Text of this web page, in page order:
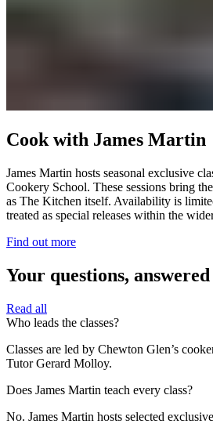
Cook with James Martin​​​​‌ ‍ ​‍​‍‌‍ ‌ ​‍‌‍‍‌‌‍‌ ‌‍‍‌‌‍ ‍​‍​‍​ ‍‍​‍​‍‌ ​ ‌‍​‌‌‍ ‍‌‍‍‌‌ ‌​‌ ‍‌​‍ ‍‌‍‍‌‌‍ ​‍​‍​‍ ​​‍​‍‌‍‍​‌ ​‍‌‍‌‌‌‍‌‍​‍​‍​ ‍‍​‍​‍‌‍‍​‌ ‌​‌ ‌​‌ ​​‌ ​ ​ ‍‍​‍ ​‍ ‌‍ ​​‍ ‌‌‍​‌‌‍ ‍‌‍‌​​‍ ‌‌ ​‍​‍ ‌‌‍‍​‌‍ ‌ ‌​‌‍‌‌‌‍ ​‌ ​ ​‍ ‌‌ ​ ‌ ‌​‌ ‌‌‌‍‌​‌‍‍‌‌‍ ​‍ ‍‌ ‌‍‌‍‌‌‌ ​‍‌‍​ ‌‍‌‌‌‍ ​​‍ ‍‌‍​‌‌ ​​‌ ​​​‍ ‌‍‍‌‌‍ ‍‌ ‌​‌‍‌‌‌‍ ‍‌ ‌​​‍ ‌‍‌‌‌‍‌​‌‍‍‌‌ ‌​​‍ ‌‍ ‌‌‍ ‌‍‌​‌‍‌‌​ ‌‌ ​​‌ ​‍‌‍‌‌‌ ​ ‌‍‌‌‌‍ ‍‌ ‌​‌‍​‌‌ ‌​‌‍‍‌‌‍ ‌‍ ‍​ ‍ ‌‍‍‌‌‍‌​​ ‌‌‍‍​‌‍ ‌ ‌​‌‍‌‌‌‍ ​‌​​ ‌‍ ​‌‍​‌‌ ​ ‌ ​ ‌​‍‌‌‍ ‍‌‍‌​‌‍‌‌‌ ‍​​‍ ‌​ ‍‌​ ​ ​ ‌‌​ ‌‌​ ​‍‌‍​‌​ ‌‍‌‍​ ​‍ ‌​ ​​​ ​‌‌‍‌​​ ‍‌​‍ ‌​ ‌​​ ‌‍​ ‌‌‌‍‌​​‍ ‌‌‍​‍​ ‌ ​ ​ ​ ‌‍​‍ ‌​ ‌‍​ ‍​​ ‌​‌‍​‍‌‍​ ​ ‌‌​ ​‍‌‍​‍​ ‌‍​ ​​​ ‌‌​ ‌‌​ ‍ ‌ ‌​‌ ‍‌‌ ​​‌‍‌‌​ ‌‌‍‍​‌‍ ‌ ‌​‌‍‌‌‌‍ ​‌​​ ‌‍ ​‌‍​‌‌ ​ ‌ ​ ‌​‍‌‌‍ ‍‌‍‌​‌‍‌‌‌ ‍​​ ‍ ‌ ​​‌‍​‌‌ ‌​‌‍‍​​ ‌‌ ​​‌‍​‌‌‍‌ ‌‍‌‌‌​​‍‌ ‌‌‌‍‍‌‌‍ ​‌‍‌​‌‍‌‌‌ ​‍​‍‌‌​ ‌‌‌​​‍‌‌ ‌‍‍ ‌‍‌‌‌ ‍‌​‍‌‌​ ​ ‌​‌​​‍‌‌​ ​ ‌​‌​​‍‌‌​ ​‍​ ​‍​ ​​​ ​‌‌‍​‍​ ‍‌​ ‌‍‌‍​‌‌‍‌‍‌‍​‌​ ‌​‌‍‌‍‌‍​ ​ ‌​​‍‌‌​ ​‍​ ​‍​‍‌‌​ ‌‌‌​‌​​‍ ‍‌‍‍​‌‍‌‌‌‍​‌‌‍‌​‌‍‍‌‌‍ ‍‌‍‌ ​ ‌‍​‍‌‍​‌‌ ​ ‌‍‌‌‌‌‌‌‌ ​‍‌‍ ​​ ‌‌‍‍​‌ ‌​‌ ‌​‌ ​​‌ ​ ​‍‌‌​ ​ ‌​​‌​‍‌‌​ ​‍‌​‌‍​‍‌‌​ ​‍‌​‌‍‌‍ ​​‍ ‌‌‍​‌‌‍ ‍‌‍‌​​‍ ‌‌ ​‍​‍ ‌‌‍‍​‌‍ ‌ ‌​‌‍‌‌‌‍ ​‌ ​ ​‍ ‌‌ ​ ‌ ‌​‌ ‌‌‌‍‌​‌‍‍‌‌‍ ​‍ ‍‌ ‌‍‌‍‌‌‌ ​‍‌‍​ ‌‍‌‌‌‍ ​​‍ ‍‌‍​‌‌ ​​‌ ​​​‍‌‍‌‍‍‌‌‍‌​​ ‌‌‍‍​‌‍ ‌ ‌​‌‍‌‌‌‍ ​‌​​ ‌‍ ​‌‍​‌‌ ​ ‌ ​ ‌​‍‌‌‍ ‍‌‍‌​‌‍‌‌‌ ‍​​‍ ‌​ ‍‌​ ​ ​ ‌‌​ ‌‌​ ​‍‌‍​‌​ ‌‍‌‍​ ​‍ ‌​ ​​​ ​‌‌‍‌​​ ‍‌​‍ ‌​ ‌​​ ‌‍​ ‌‌‌‍‌​​‍ ‌‌‍​‍​ ‌ ​ ​ ​ ‌‍​‍ ‌​ ‌‍​ ‍​​ ‌​‌‍​‍‌‍​ ​ ‌‌​ ​‍‌‍​‍​ ‌‍​ ​​​ ‌‌​ ‌‌​‍‌‍‌ ‌​‌ ‍‌‌ ​​‌‍‌‌​ ‌‌‍‍​‌‍ ‌ ‌​‌‍‌‌‌‍ ​‌​​ ‌‍ ​‌‍​‌‌ ​ ‌ ​ ‌​‍‌‌‍ ‍‌‍‌​‌‍‌‌‌ ‍​​‍‌‍‌ ​​‌‍​‌‌ ‌​‌‍‍​​ ‌‌ ​​‌‍​‌‌‍‌ ‌‍‌‌‌​​‍‌ ‌‌‌‍‍‌‌‍ ​‌‍‌​‌‍‌‌‌ ​‍​‍‌‌​ ‌‌‌​​‍‌‌ ‌‍‍ ‌‍‌‌‌ ‍‌​‍‌‌​ ​ ‌​‌​​‍‌‌​ ​ ‌​‌​​‍‌‌​ ​‍​ ​‍​ ​​​ ​‌‌‍​‍​ ‍‌​ ‌‍‌‍​‌‌‍‌‍‌‍​‌​ ‌​‌‍‌‍‌‍​ ​ ‌​​‍‌‌​ ​‍​ ​‍​‍‌‌​ ‌‌‌​‌​​‍ ‍‌‍‍​‌‍‌‌‌‍​‌‌‍‌​‌‍‍‌‌‍ ‍‌‍‌ ​‍‌‍‌ ​​‌‍‌‌‌ ​‍‌ ​ ‌ ​​‌‍‌‌‌‍​ ‌ ‌​‌‍‍‌‌ ‌‍‌‍‌‌​ ‌‌ ​​‌ ‌‌‌‍​‍‌‍ ​‌‍‍‌‌ ​ ‌‍‍​‌‍‌‌‌‍‌​​‍​‍‌ ‌
James Martin hosts seasonal exclusive
Cookery School. These sessions bring
as The Kitchen itself. Availability is
treated as special releases within the wider cookery calendar.​​​​‌
Find out more​​​​‌ ‍ ​‍​‍‌‍ ‌ ​‍‌‍‍‌‌‍‌ ‌‍‍‌‌‍ ‍​‍​‍​ ‍‍​‍​‍‌ ​ ‌‍​‌‌‍ ‍‌‍‍‌‌ ‌​‌ ‍‌​‍ ‍‌‍‍‌‌‍ ​‍​‍​‍ ​​‍​‍‌‍‍​‌ ​‍‌‍‌‌‌‍‌‍​‍​‍​ ‍‍​‍​‍‌‍‍​‌ ‌​‌ ‌​‌ ​​‌ ​ ​ ‍‍​‍ ​‍ ‌‍ ​​‍ ‌‌‍​‌‌‍ ‍‌‍‌​​‍ ‌‌ ​‍​‍ ‌‌‍‍​‌‍ ‌ ‌​‌‍‌‌‌‍ ​‌ ​ ​‍ ‌‌ ​ ‌ ‌​‌ ‌‌‌‍‌​‌‍‍‌‌‍ ​‍ ‍‌ ‌‍‌‍‌‌‌ ​‍‌‍​ ‌‍‌‌‌‍ ​​‍ ‍‌‍​‌‌ ​​‌ ​​​‍ ‌‍‍‌‌‍ ‍‌ ‌​‌‍‌‌‌‍ ‍‌ ‌​​‍ ‌‍‌‌‌‍‌​‌‍‍‌‌ ‌​​‍ ‌‍ ‌‌‍ ‌‍‌​‌‍‌‌​ ‌‌ ​​‌ ​‍‌‍‌‌‌ ​ ‌‍‌‌‌‍ ‍‌ ‌​‌‍​‌‌ ‌​‌‍‍‌‌‍ ‌‍ ‍​ ‍ ‌‍‍‌‌‍‌​​ ‌‌‍‍​‌‍ ‌ ‌​‌‍‌‌‌‍ ​‌​​ ‌‍ ​‌‍​‌‌ ​ ‌ ​ ‌​‍‌‌‍ ‍‌‍‌​‌‍‌‌‌ ‍​​‍ ‌​ ‍‌​ ​ ​ ‌‌​ ‌‌​ ​‍‌‍​‌​ ‌‍‌‍​ ​‍ ‌​ ​​​ ​‌‌‍‌​​ ‍‌​‍ ‌​ ‌​​ ‌‍​ ‌‌‌‍‌​​‍ ‌‌‍​‍​ ‌ ​ ​ ​ ‌‍​‍ ‌​ ‌‍​ ‍​​ ‌​‌‍​‍‌‍​ ​ ‌‌​ ​‍‌‍​‍​ ‌‍​ ​​​ ‌‌​ ‌‌​ ‍ ‌ ‌​‌ ‍‌‌ ​​‌‍‌‌​ ‌‌‍‍​‌‍ ‌ ‌​‌‍‌‌‌‍ ​‌​​ ‌‍ ​‌‍​‌‌ ​ ‌ ​ ‌​‍‌‌‍ ‍‌‍‌​‌‍‌‌‌ ‍​​ ‍ ‌ ​​‌‍​‌‌ ‌​‌‍‍​​ ‌‌ ​​‌‍​‌‌‍‌ ‌‍‌‌‌​​‍‌ ‌‌‌‍‍‌‌‍ ​‌‍‌​‌‍‌‌‌ ​‍​‍‌‌​ ‌‌‌​​‍‌‌ ‌‍‍ ‌‍‌‌‌ ‍‌​‍‌‌​ ​ ‌​‌​​‍‌‌​ ​ ‌​‌​​‍‌‌​ ​‍​ ​‍​ ​​​ ​‌‌‍​‍​ ‍‌​ ‌‍‌‍​‌‌‍‌‍‌‍​‌​ ‌​‌‍‌‍‌‍​ ​ ‌​​‍‌‌​ ​‍​ ​‍​‍‌‌​ ‌‌‌​‌​​‍ ‍‌ ​ ‌‍‌‌‌‍​ ‌‍ ‌‍ ‍‌‍‌​‌‍​‌‌ ​‍‌ ‍‌‌​​ ‌ ‌​‌‍​‌​‍ ‍‌‍ ​‌‍​‌‌‍​‍‌‍‌‌‌‍ ​​ ‌‍​‍‌‍​‌‌ ​ ‌‍‌‌‌‌‌‌‌ ​‍‌‍ ​​ ‌‌‍‍​‌ ‌​‌ ‌​‌ ​​‌ ​ ​‍‌‌​ ​ ‌​​‌​‍‌‌​ ​‍‌​‌‍​‍‌‌​ ​‍‌​‌‍‌‍ ​​‍ ‌‌‍​‌‌‍ ‍‌‍‌​​‍ ‌‌ ​‍​‍ ‌‌‍‍​‌‍ ‌ ‌​‌‍‌‌‌‍ ​‌ ​ ​‍ ‌‌ ​ ‌ ‌​‌ ‌‌‌‍‌​‌‍‍‌‌‍ ​‍ ‍‌ ‌‍‌‍‌‌‌ ​‍‌‍​ ‌‍‌‌‌‍ ​​‍ ‍‌‍​‌‌ ​​‌ ​​​‍‌‍‌‍‍‌‌‍‌​​ ‌‌‍‍​‌‍ ‌ ‌​‌‍‌‌‌‍ ​‌​​ ‌‍ ​‌‍​‌‌ ​ ‌ ​ ‌​‍‌‌‍ ‍‌‍‌​‌‍‌‌‌ ‍​​‍ ‌​ ‍‌​ ​ ​ ‌‌​ ‌‌​ ​‍‌‍​‌​ ‌‍‌‍​ ​‍ ‌​ ​​​ ​‌‌‍‌​​ ‍‌​‍ ‌​ ‌​​ ‌‍​ ‌‌‌‍‌​​‍ ‌‌‍​‍​ ‌ ​ ​ ​ ‌‍​‍ ‌​ ‌‍​ ‍​​ ‌​‌‍​‍‌‍​ ​ ‌‌​ ​‍‌‍​‍​ ‌‍​ ​​​ ‌‌​ ‌‌​‍‌‍‌ ‌​‌ ‍‌‌ ​​‌‍‌‌​ ‌‌‍‍​‌‍ ‌ ‌​‌‍‌‌‌‍ ​‌​​ ‌‍ ​‌‍​‌‌ ​ ‌ ​ ‌​‍‌‌‍ ‍‌‍‌​‌‍‌‌‌ ‍​​‍‌‍‌ ​​‌‍​‌‌ ‌​‌‍‍​​ ‌‌ ​​‌‍​‌‌‍‌ ‌‍‌‌‌​​‍‌ ‌‌‌‍‍‌‌‍ ​‌‍‌​‌‍‌‌‌ ​‍​‍‌‌​ ‌‌‌​​‍‌‌ ‌‍‍ ‌‍‌‌‌ ‍‌​‍‌‌​ ​ ‌​‌​​‍‌‌​ ​ ‌​‌​​‍‌‌​ ​‍​ ​‍​ ​​​ ​‌‌‍​‍​ ‍‌​ ‌‍‌‍​‌‌‍‌‍‌‍​‌​ ‌​‌‍‌‍‌‍​ ​ ‌​​‍‌‌​ ​‍​ ​‍​‍‌‌​ ‌‌‌​‌​​‍ ‍‌ ​ ‌‍‌‌‌‍​ ‌‍ ‌‍ ‍‌‍‌​‌‍​‌‌ ​‍‌ ‍‌‌​​ ‌ ‌​‌‍​‌​‍ ‍‌‍ ​‌‍​‌‌‍​‍‌‍‌‌‌‍ ​​‍‌‍‌ ​​‌‍‌‌‌ ​‍‌ ​ ‌ ​​‌‍‌‌‌‍​ ‌ ‌​‌‍‍‌‌ ‌‍‌‍‌‌​ ‌‌ ​​‌ ‌‌‌‍​‍‌‍ ​‌‍‍‌‌ ​ ‌‍‍​‌‍‌‌‌‍‌​​‍​‍‌ ‌
Your questions, answered​​​​‌ ‍ ​‍​‍‌‍ ‌ ​‍‌‍‍‌‌‍‌ ‌‍‍‌‌‍ ‍​‍​‍​ ‍‍​‍​‍‌ ​ ‌‍​‌‌‍ ‍‌‍‍‌‌ ‌​‌ ‍‌​‍ ‍‌‍‍‌‌‍ ​‍​‍​‍ ​​‍​‍‌‍‍​‌ ​‍‌‍‌‌‌‍‌‍​‍​‍​ ‍‍​‍​‍‌‍‍​‌ ‌​‌ ‌​‌ ​​‌ ​ ​ ‍‍​‍ ​‍ ‌‍ ​​‍ ‌‌‍​‌‌‍ ‍‌‍‌​​‍ ‌‌ ​‍​‍ ‌‌‍‍​‌‍ ‌ ‌​‌‍‌‌‌‍ ​‌ ​ ​‍ ‌‌ ​ ‌ ‌​‌ ‌‌‌‍‌​‌‍‍‌‌‍ ​‍ ‍‌ ‌‍‌‍‌‌‌ ​‍‌‍​ ‌‍‌‌‌‍ ​​‍ ‍‌‍​‌‌ ​​‌ ​​​‍ ‌‍‍‌‌‍ ‍‌ ‌​‌‍‌‌‌‍ ‍‌ ‌​​‍ ‌‍‌‌‌‍‌​‌‍‍‌‌ ‌​​‍ ‌‍ ‌‌‍ ‌‍‌​‌‍‌‌​ ‌‌ ​​‌ ​‍‌‍‌‌‌ ​ ‌‍‌‌‌‍ ‍‌ ‌​‌‍​‌‌ ‌​‌‍‍‌‌‍ ‌‍ ‍​ ‍ ‌‍‍‌‌‍‌​​ ‌‌‍‍​‌‍ ‌ ‌​‌‍‌‌‌‍ ​‌​​ ‌‍ ​‌‍​‌‌ ​ ‌ ​ ‌​‍‌‌‍ ‍‌‍‌​‌‍‌‌‌ ‍​​‍ ‌​ ‍‌​ ​ ​ ‌‌​ ‌‌​ ​‍‌‍​‌​ ‌‍‌‍​ ​‍ ‌​ ​​​ ​‌‌‍‌​​ ‍‌​‍ ‌​ ‌​​ ‌‍​ ‌‌‌‍‌​​‍ ‌‌‍​‍​ ‌ ​ ​ ​ ‌‍​‍ ‌​ ‌‍​ ‍​​ ‌​‌‍​‍‌‍​ ​ ‌‌​ ​‍‌‍​‍​ ‌‍​ ​​​ ‌‌​ ‌‌​ ‍ ‌ ‌​‌ ‍‌‌ ​​‌‍‌‌​ ‌‌‍‍​‌‍ ‌ ‌​‌‍‌‌‌‍ ​‌​​ ‌‍ ​‌‍​‌‌ ​ ‌ ​ ‌​‍‌‌‍ ‍‌‍‌​‌‍‌‌‌ ‍​​ ‍ ‌ ​​‌‍​‌‌ ‌​‌‍‍​​ ‌‌ ​​‌‍​‌‌‍‌ ‌‍‌‌‌​​‍‌ ‌‌‌‍‍‌‌‍ ​‌‍‌​‌‍‌‌‌ ​‍​‍‌‌​ ‌‌‌​​‍‌‌ ‌‍‍ ‌‍‌‌‌ ‍‌​‍‌‌​ ​ ‌​‌​​‍‌‌​ ​ ‌​‌​​‍‌‌​ ​‍​ ​‍‌‍‌​​ ‍​​ ​‌​ ​​​ ‌ ‌‍‌‍​ ​ ‌‍​‍‌‍‌‍‌‍​ ​ ​​​ ‍‌​‍‌‌​ ​‍​ ​‍​‍‌‌​ ‌‌‌​‌​​‍ ‍‌‍‍​‌‍‌‌‌‍​‌‌‍‌​‌‍‍‌‌‍ ‍‌‍‌ ​ ‌‍​‍‌‍​‌‌ ​ ‌‍‌‌‌‌‌‌‌ ​‍‌‍ ​​ ‌‌‍‍​‌ ‌​‌ ‌​‌ ​​‌ ​ ​‍‌‌​ ​ ‌​​‌​‍‌‌​ ​‍‌​‌‍​‍‌‌​ ​‍‌​‌‍‌‍ ​​‍ ‌‌‍​‌‌‍ ‍‌‍‌​​‍ ‌‌ ​‍​‍ ‌‌‍‍​‌‍ ‌ ‌​‌‍‌‌‌‍ ​‌ ​ ​‍ ‌‌ ​ ‌ ‌​‌ ‌‌‌‍‌​‌‍‍‌‌‍ ​‍ ‍‌ ‌‍‌‍‌‌‌ ​‍‌‍​ ‌‍‌‌‌‍ ​​‍ ‍‌‍​‌‌ ​​‌ ​​​‍‌‍‌‍‍‌‌‍‌​​ ‌‌‍‍​‌‍ ‌ ‌​‌‍‌‌‌‍ ​‌​​ ‌‍ ​‌‍​‌‌ ​ ‌ ​ ‌​‍‌‌‍ ‍‌‍‌​‌‍‌‌‌ ‍​​‍ ‌​ ‍‌​ ​ ​ ‌‌​ ‌‌​ ​‍‌‍​‌​ ‌‍‌‍​ ​‍ ‌​ ​​​ ​‌‌‍‌​​ ‍‌​‍ ‌​ ‌​​ ‌‍​ ‌‌‌‍‌​​‍ ‌‌‍​‍​ ‌ ​ ​ ​ ‌‍​‍ ‌​ ‌‍​ ‍​​ ‌​‌‍​‍‌‍​ ​ ‌‌​ ​‍‌‍​‍​ ‌‍​ ​​​ ‌‌​ ‌‌​‍‌‍‌ ‌​‌ ‍‌‌ ​​‌‍‌‌​ ‌‌‍‍​‌‍ ‌ ‌​‌‍‌‌‌‍ ​‌​​ ‌‍ ​‌‍​‌‌ ​ ‌ ​ ‌​‍‌‌‍ ‍‌‍‌​‌‍‌‌‌ ‍​​‍‌‍‌ ​​‌‍​‌‌ ‌​‌‍‍​​ ‌‌ ​​‌‍​‌‌‍‌ ‌‍‌‌‌​​‍‌ ‌‌‌‍‍‌‌‍ ​‌‍‌​‌‍‌‌‌ ​‍​‍‌‌​ ‌‌‌​​‍‌‌ ‌‍‍ ‌‍‌‌‌ ‍‌​‍‌‌​ ​ ‌​‌​​‍‌‌​ ​ ‌​‌​​‍‌‌​ ​‍​ ​‍‌‍‌​​ ‍​​ ​‌​ ​​​ ‌ ‌‍‌‍​ ​ ‌‍​‍‌‍‌‍‌‍​ ​ ​​​ ‍‌​‍‌‌​ ​‍​ ​‍​‍‌‌​ ‌‌‌​‌​​‍ ‍‌‍‍​‌‍‌‌‌‍​‌‌‍‌​‌‍‍‌‌‍ ‍‌‍‌ ​‍‌‍‌ ​​‌‍‌‌‌ ​‍‌ ​ ‌ ​​‌‍‌‌‌‍​ ‌ ‌​‌‍‍‌‌ ‌‍‌‍‌‌​ ‌‌ ​​‌ ‌‌‌‍​‍‌‍ ​‌‍‍‌‌ ​ ‌‍‍​‌‍‌‌‌‍‌​​‍​‍‌ ‌
Read all​​​​‌ ‍ ​‍​‍‌‍ ‌ ​‍‌‍‍‌‌‍‌ ‌‍‍‌‌‍ ‍​‍​‍​ ‍‍​‍​‍‌ ​ ‌‍​‌‌‍ ‍‌‍‍‌‌ ‌​‌ ‍‌​‍ ‍‌‍‍‌‌‍ ​‍​‍​‍ ​​‍​‍‌‍‍​‌ ​‍‌‍‌‌‌‍‌‍​‍​‍​ ‍‍​‍​‍‌‍‍​‌ ‌​‌ ‌​‌ ​​‌ ​ ​ ‍‍​‍ ​‍ ‌‍ ​​‍ ‌‌‍​‌‌‍ ‍‌‍‌​​‍ ‌‌ ​‍​‍ ‌‌‍‍​‌‍ ‌ ‌​‌‍‌‌‌‍ ​‌ ​ ​‍ ‌‌ ​ ‌ ‌​‌ ‌‌‌‍‌​‌‍‍‌‌‍ ​‍ ‍‌ ‌‍‌‍‌‌‌ ​‍‌‍​ ‌‍‌‌‌‍ ​​‍ ‍‌‍​‌‌ ​​‌ ​​​‍ ‌‍‍‌‌‍ ‍‌ ‌​‌‍‌‌‌‍ ‍‌ ‌​​‍ ‌‍‌‌‌‍‌​‌‍‍‌‌ ‌​​‍ ‌‍ ‌‌‍ ‌‍‌​‌‍‌‌​ ‌‌ ​​‌ ​‍‌‍‌‌‌ ​ ‌‍‌‌‌‍ ‍‌ ‌​‌‍​‌‌ ‌​‌‍‍‌‌‍ ‌‍ ‍​ ‍ ‌‍‍‌‌‍‌​​ ‌‌‍‍​‌‍ ‌ ‌​‌‍‌‌‌‍ ​‌​​ ‌‍ ​‌‍​‌‌ ​ ‌ ​ ‌​‍‌‌‍ ‍‌‍‌​‌‍‌‌‌ ‍​​‍ ‌​ ‍‌​ ​ ​ ‌‌​ ‌‌​ ​‍‌‍​‌​ ‌‍‌‍​ ​‍ ‌​ ​​​ ​‌‌‍‌​​ ‍‌​‍ ‌​ ‌​​ ‌‍​ ‌‌‌‍‌​​‍ ‌‌‍​‍​ ‌ ​ ​ ​ ‌‍​‍ ‌​ ‌‍​ ‍​​ ‌​‌‍​‍‌‍​ ​ ‌‌​ ​‍‌‍​‍​ ‌‍​ ​​​ ‌‌​ ‌‌​ ‍ ‌ ‌​‌ ‍‌‌ ​​‌‍‌‌​ ‌‌‍‍​‌‍ ‌ ‌​‌‍‌‌‌‍ ​‌​​ ‌‍ ​‌‍​‌‌ ​ ‌ ​ ‌​‍‌‌‍ ‍‌‍‌​‌‍‌‌‌ ‍​​ ‍ ‌ ​​‌‍​‌‌ ‌​‌‍‍​​ ‌‌ ​​‌‍​‌‌‍‌ ‌‍‌‌‌​​‍‌ ‌‌‌‍‍‌‌‍ ​‌‍‌​‌‍‌‌‌ ​‍​‍‌‌​ ‌‌‌​​‍‌‌ ‌‍‍ ‌‍‌‌‌ ‍‌​‍‌‌​ ​ ‌​‌​​‍‌‌​ ​ ‌​‌​​‍‌‌​ ​‍​ ​‍‌‍‌​​ ‍​​ ​‌​ ​​​ ‌ ‌‍‌‍​ ​ ‌‍​‍‌‍‌‍‌‍​ ​ ​​​ ‍‌​‍‌‌​ ​‍​ ​‍​‍‌‌​ ‌‌‌​‌​​‍ ‍‌ ​ ‌‍‌‌‌‍​ ‌‍ ‌‍ ‍‌‍‌​‌‍​‌‌ ​‍‌ ‍‌‌​​ ‌ ‌​‌‍​‌​‍ ‍‌‍ ​‌‍​‌‌‍​‍‌‍‌‌‌‍ ​​ ‌‍​‍‌‍​‌‌ ​ ‌‍‌‌‌‌‌‌‌ ​‍‌‍ ​​ ‌‌‍‍​‌ ‌​‌ ‌​‌ ​​‌ ​ ​‍‌‌​ ​ ‌​​‌​‍‌‌​ ​‍‌​‌‍​‍‌‌​ ​‍‌​‌‍‌‍ ​​‍ ‌‌‍​‌‌‍ ‍‌‍‌​​‍ ‌‌ ​‍​‍ ‌‌‍‍​‌‍ ‌ ‌​‌‍‌‌‌‍ ​‌ ​ ​‍ ‌‌ ​ ‌ ‌​‌ ‌‌‌‍‌​‌‍‍‌‌‍ ​‍ ‍‌ ‌‍‌‍‌‌‌ ​‍‌‍​ ‌‍‌‌‌‍ ​​‍ ‍‌‍​‌‌ ​​‌ ​​​‍‌‍‌‍‍‌‌‍‌​​ ‌‌‍‍​‌‍ ‌ ‌​‌‍‌‌‌‍ ​‌​​ ‌‍ ​‌‍​‌‌ ​ ‌ ​ ‌​‍‌‌‍ ‍‌‍‌​‌‍‌‌‌ ‍​​‍ ‌​ ‍‌​ ​ ​ ‌‌​ ‌‌​ ​‍‌‍​‌​ ‌‍‌‍​ ​‍ ‌​ ​​​ ​‌‌‍‌​​ ‍‌​‍ ‌​ ‌​​ ‌‍​ ‌‌‌‍‌​​‍ ‌‌‍​‍​ ‌ ​ ​ ​ ‌‍​‍ ‌​ ‌‍​ ‍​​ ‌​‌‍​‍‌‍​ ​ ‌‌​ ​‍‌‍​‍​ ‌‍​ ​​​ ‌‌​ ‌‌​‍‌‍‌ ‌​‌ ‍‌‌ ​​‌‍‌‌​ ‌‌‍‍​‌‍ ‌ ‌​‌‍‌‌‌‍ ​‌​​ ‌‍ ​‌‍​‌‌ ​ ‌ ​ ‌​‍‌‌‍ ‍‌‍‌​‌‍‌‌‌ ‍​​‍‌‍‌ ​​‌‍​‌‌ ‌​‌‍‍​​ ‌‌ ​​‌‍​‌‌‍‌ ‌‍‌‌‌​​‍‌ ‌‌‌‍‍‌‌‍ ​‌‍‌​‌‍‌‌‌ ​‍​‍‌‌​ ‌‌‌​​‍‌‌ ‌‍‍ ‌‍‌‌‌ ‍‌​‍‌‌​ ​ ‌​‌​​‍‌‌​ ​ ‌​‌​​‍‌‌​ ​‍​ ​‍‌‍‌​​ ‍​​ ​‌​ ​​​ ‌ ‌‍‌‍​ ​ ‌‍​‍‌‍‌‍‌‍​ ​ ​​​ ‍‌​‍‌‌​ ​‍​ ​‍​‍‌‌​ ‌‌‌​‌​​‍ ‍‌ ​ ‌‍‌‌‌‍​ ‌‍ ‌‍ ‍‌‍‌​‌‍​‌‌ ​‍‌ ‍‌‌​​ ‌ ‌​‌‍​‌​‍ ‍‌‍ ​‌‍​‌‌‍​‍‌‍‌‌‌‍ ​​‍‌‍‌ ​​‌‍‌‌‌ ​‍‌ ​ ‌ ​​‌‍‌‌‌‍​ ‌ ‌​‌‍‍‌‌ ‌‍‌‍‌‌​ ‌‌ ​​‌ ‌‌‌‍​‍‌‍ ​‌‍‍‌‌ ​ ‌‍‍​‌‍‌‌‌‍‌​​‍​‍‌ ‌
Who leads the classes?​​​​‌ ‍ ​‍​‍‌‍ ‌ ​‍‌‍‍‌‌‍‌ ‌‍‍‌‌‍ ‍​‍​‍​ ‍‍​‍​‍‌ ​ ‌‍​‌‌‍ ‍‌‍‍‌‌ ‌​‌ ‍‌​‍ ‍‌‍‍‌‌‍ ​‍​‍​‍ ​​‍​‍‌‍‍​‌ ​‍‌‍‌‌‌‍‌‍​‍​‍​ ‍‍​‍​‍‌‍‍​‌ ‌​‌ ‌​‌ ​​‌ ​ ​ ‍‍​‍ ​‍ ‌‍ ​​‍ ‌‌‍​‌‌‍ ‍‌‍‌​​‍ ‌‌ ​‍​‍ ‌‌‍‍​‌‍ ‌ ‌​‌‍‌‌‌‍ ​‌ ​ ​‍ ‌‌ ​ ‌ ‌​‌ ‌‌‌‍‌​‌‍‍‌‌‍ ​‍ ‍‌ ‌‍‌‍‌‌‌ ​‍‌‍​ ‌‍‌‌‌‍ ​​‍ ‍‌‍​‌‌ ​​‌ ​​​‍ ‌‍‍‌‌‍ ‍‌ ‌​‌‍‌‌‌‍ ‍‌ ‌​​‍ ‌‍‌‌‌‍‌​‌‍‍‌‌ ‌​​‍ ‌‍ ‌‌‍ ‌‍‌​‌‍‌‌​ ‌‌ ​​‌ ​‍‌‍‌‌‌ ​ ‌‍‌‌‌‍ ‍‌ ‌​‌‍​‌‌ ‌​‌‍‍‌‌‍ ‌‍ ‍​ ‍ ‌‍‍‌‌‍‌​​ ‌‌‍‌‍​ ‌‌​ ‍​​ ‌ ​ ​‍​ ​‍​ ‌‌​ ​‌​‍ ‌​ ‍‌‌‍‌‍​ ​‍​ ​ ​‍ ‌​ ‌​‌‍‌‌​ ‌‌‌‍​‍​‍ ‌‌‍​‍‌‍​‍​ ‌ ‌‍‌​​‍ ‌​ ‌‌‌‍‌‍​ ‌ ​ ‌‌​ ‌ ​ ​ ​ ‍​‌‍‌‌‌‍​ ​ ​ ​ ‌‌​ ​‍​ ‍ ‌ ‌​‌ ‍‌‌ ​​‌‍‌‌​ ‌‌‍‍​‌‍ ‌ ‌​‌‍‌‌‌‍ ​‌​‌‍‌‍​‌‌ ​‌​ ‍ ‌ ​​‌‍​‌‌ ‌​‌‍‍​​ ‌‌ ​‌‌ ‌‌‌‍‌‌‌ ​ ‌ ‌​‌‍‍‌‌‍ ‌‍ ‍​ ‌‍​‍‌‍​‌‌ ​ ‌‍‌‌‌‌‌‌‌ ​‍‌‍ ​​ ‌‌‍‍​‌ ‌​‌ ‌​‌ ​​‌ ​ ​‍‌‌​ ​ ‌​​‌​‍‌‌​ ​‍‌​‌‍​‍‌‌​ ​‍‌​‌‍‌‍ ​​‍ ‌‌‍​‌‌‍ ‍‌‍‌​​‍ ‌‌ ​‍​‍ ‌‌‍‍​‌‍ ‌ ‌​‌‍‌‌‌‍ ​‌ ​ ​‍ ‌‌ ​ ‌ ‌​‌ ‌‌‌‍‌​‌‍‍‌‌‍ ​‍ ‍‌ ‌‍‌‍‌‌‌ ​‍‌‍​ ‌‍‌‌‌‍ ​​‍ ‍‌‍​‌‌ ​​‌ ​​​‍‌‍‌‍‍‌‌‍‌​​ ‌‌‍‌‍​ ‌‌​ ‍​​ ‌ ​ ​‍​ ​‍​ ‌‌​ ​‌​‍ ‌​ ‍‌‌‍‌‍​ ​‍​ ​ ​‍ ‌​ ‌​‌‍‌‌​ ‌‌‌‍​‍​‍ ‌‌‍​‍‌‍​‍​ ‌ ‌‍‌​​‍ ‌​ ‌‌‌‍‌‍​ ‌ ​ ‌‌​ ‌ ​ ​ ​ ‍​‌‍‌‌‌‍​ ​ ​ ​ ‌‌​ ​‍​‍‌‍‌ ‌​‌ ‍‌‌ ​​‌‍‌‌​ ‌‌‍‍​‌‍ ‌ ‌​‌‍‌‌‌‍ ​‌​‌‍‌‍​‌‌ ​‌​‍‌‍‌ ​​‌‍​‌‌ ‌​‌‍‍​​ ‌‌ ​‌‌ ‌‌‌‍‌‌‌ ​ ‌ ‌​‌‍‍‌‌‍ ‌‍ ‍​‍‌‍‌ ​​‌‍‌‌‌ ​‍‌ ​ ‌ ​​‌‍‌‌‌‍​ ‌ ‌​‌‍‍‌‌ ‌‍‌‍‌‌​ ‌‌ ​​‌ ‌‌‌‍​‍‌‍ ​‌‍‍‌‌ ​ ‌‍‍​‌‍‌‌‌‍‌​​‍​‍‌ ‌
Classes are led by Chewton Glen’s
Tutor Gerard Molloy.​​​​‌ ‍ ​‍​‍‌‍ ‌ ​‍‌‍‍‌‌‍‌ ‌‍‍‌‌‍ ‍​‍​‍​ ‍‍​‍​‍‌ ​ ‌‍​‌‌‍ ‍‌‍‍‌‌ ‌​‌ ‍‌​‍ ‍‌‍‍‌‌‍ ​‍​‍​‍ ​​‍​‍‌‍‍​‌ ​‍‌‍‌‌‌‍‌‍​‍​‍​ ‍‍​‍​‍‌‍‍​‌ ‌​‌ ‌​‌ ​​‌ ​ ​ ‍‍​‍ ​‍ ‌‍ ​​‍ ‌‌‍​‌‌‍ ‍‌‍‌​​‍ ‌‌ ​‍​‍ ‌‌‍‍​‌‍ ‌ ‌​‌‍‌‌‌‍ ​‌ ​ ​‍ ‌‌ ​ ‌ ‌​‌ ‌‌‌‍‌​‌‍‍‌‌‍ ​‍ ‍‌ ‌‍‌‍‌‌‌ ​‍‌‍​ ‌‍‌‌‌‍ ​​‍ ‍‌‍​‌‌ ​​‌ ​​​‍ ‌‍‍‌‌‍ ‍‌ ‌​‌‍‌‌‌‍ ‍‌ ‌​​‍ ‌‍‌‌‌‍‌​‌‍‍‌‌ ‌​​‍ ‌‍ ‌‌‍ ‌‍‌​‌‍‌‌​ ‌‌ ​​‌ ​‍‌‍‌‌‌ ​ ‌‍‌‌‌‍ ‍‌ ‌​‌‍​‌‌ ‌​‌‍‍‌‌‍ ‌‍ ‍​ ‍ ‌‍‍‌‌‍‌​​ ‌‌‍‌‍​ ‌‌​ ‍​​ ‌ ​ ​‍​ ​‍​ ‌‌​ ​‌​‍ ‌​ ‍‌‌‍‌‍​ ​‍​ ​ ​‍ ‌​ ‌​‌‍‌‌​ ‌‌‌‍​‍​‍ ‌‌‍​‍‌‍​‍​ ‌ ‌‍‌​​‍ ‌​ ‌‌‌‍‌‍​ ‌ ​ ‌‌​ ‌ ​ ​ ​ ‍​‌‍‌‌‌‍​ ​ ​ ​ ‌‌​ ​‍​ ‍ ‌ ‌​‌ ‍‌‌ ​​‌‍‌‌​ ‌‌‍‍​‌‍ ‌ ‌​‌‍‌‌‌‍ ​‌​‌‍‌‍​‌‌ ​‌​ ‍ ‌ ​​‌‍​‌‌ ‌​‌‍‍​​ ‌‌‍​‌‌‍ ‍‌ ​ ‌ ‌ ‌‍‌‌‌ ​‍​‍‌‌​ ‌‌‌​​‍‌‌ ‌‍‍ ‌‍‌‌‌ ‍‌​‍‌‌​ ​ ‌​‌​​‍‌‌​ ​ ‌​‌​​‍‌‌​ ​‍​ ​‍‌‍​‌‌‍‌‍‌‍​ ​ ​‌​ ‍​​ ‌‌​ ‌​​ ​‌‌‍‌​‌‍​‍​ ‌‌‌‍​‌​‍‌‌​ ​‍​ ​‍​‍‌‌​ ‌‌‌​‌​​‍ ‍‌‍​ ‌‍‍​‌‍‍‌‌‍ ​‌‍‌​‌ ​‍‌‍‌‌‌‍ ‍​‍‌‌​ ‌‌‌​​‍‌‌ ‌‍‍ ‌‍‌‌‌ ‍‌​‍‌‌​ ​ ‌​‌​​‍‌‌​ ​ ‌​‌​​‍‌‌​ ​‍​ ​‍‌‍‌​​ ​​​ ​​​ ​‍​ ‌‍​ ‌ ​ ​‍​ ​ ​ ‍​​ ‍‌​ ​‍​ ‌‍​‍‌‌​ ​‍​ ​‍​‍‌‌​ ‌‌‌​‌​​‍ ‍‌ ‌​‌‍‌‌‌ ‍​‌ ‌​​ ‌‍​‍‌‍​‌‌ ​ ‌‍‌‌‌‌‌‌‌ ​‍‌‍ ​​ ‌‌‍‍​‌ ‌​‌ ‌​‌ ​​‌ ​ ​‍‌‌​ ​ ‌​​‌​‍‌‌​ ​‍‌​‌‍​‍‌‌​ ​‍‌​‌‍‌‍ ​​‍ ‌‌‍​‌‌‍ ‍‌‍‌​​‍ ‌‌ ​‍​‍ ‌‌‍‍​‌‍ ‌ ‌​‌‍‌‌‌‍ ​‌ ​ ​‍ ‌‌ ​ ‌ ‌​‌ ‌‌‌‍‌​‌‍‍‌‌‍ ​‍ ‍‌ ‌‍‌‍‌‌‌ ​‍‌‍​ ‌‍‌‌‌‍ ​​‍ ‍‌‍​‌‌ ​​‌ ​​​‍‌‍‌‍‍‌‌‍‌​​ ‌‌‍‌‍​ ‌‌​ ‍​​ ‌ ​ ​‍​ ​‍​ ‌‌​ ​‌​‍ ‌​ ‍‌‌‍‌‍​ ​‍​ ​ ​‍ ‌​ ‌​‌‍‌‌​ ‌‌‌‍​‍​‍ ‌‌‍​‍‌‍​‍​ ‌ ‌‍‌​​‍ ‌​ ‌‌‌‍‌‍​ ‌ ​ ‌‌​ ‌ ​ ​ ​ ‍​‌‍‌‌‌‍​ ​ ​ ​ ‌‌​ ​‍​‍‌‍‌ ‌​‌ ‍‌‌ ​​‌‍‌‌​ ‌‌‍‍​‌‍ ‌ ‌​‌‍‌‌‌‍ ​‌​‌‍‌‍​‌‌ ​‌​‍‌‍‌ ​​‌‍​‌‌ ‌​‌‍‍​​ ‌‌‍​‌‌‍ ‍‌ ​ ‌ ‌ ‌‍‌‌‌ ​‍​‍‌‌​ ‌‌‌​​‍‌‌ ‌‍‍ ‌‍‌‌‌ ‍‌​‍‌‌​ ​ ‌​‌​​‍‌‌​ ​ ‌​‌​​‍‌‌​ ​‍​ ​‍‌‍​‌‌‍‌‍‌‍​ ​ ​‌​ ‍​​ ‌‌​ ‌​​ ​‌‌‍‌​‌‍​‍​ ‌‌‌‍​‌​‍‌‌​ ​‍​ ​‍​‍‌‌​ ‌‌‌​‌​​‍ ‍‌‍​ ‌‍‍​‌‍‍‌‌‍ ​‌‍‌​‌ ​‍‌‍‌‌‌‍ ‍​‍‌‌​ ‌‌‌​​‍‌‌ ‌‍‍ ‌‍‌‌‌ ‍‌​‍‌‌​ ​ ‌​‌​​‍‌‌​ ​ ‌​‌​​‍‌‌​ ​‍​ ​‍‌‍‌​​ ​​​ ​​​ ​‍​ ‌‍​ ‌ ​ ​‍​ ​ ​ ‍​​ ‍‌​ ​‍​ ‌‍​‍‌‌​ ​‍​ ​‍​‍‌‌​ ‌‌‌​‌​​‍ ‍‌ ‌​‌‍‌‌‌ ‍​‌ ‌​​‍‌‍‌ ​​‌‍‌‌‌ ​‍‌ ​ ‌ ​​‌‍‌‌‌‍​ ‌ ‌​‌‍‍‌‌ ‌‍‌‍‌‌​ ‌‌ ​​‌ ‌‌‌‍​‍‌‍ ​‌‍‍‌‌ ​ ‌‍‍​‌‍‌‌‌‍‌​​‍​‍‌ ‌
Does James Martin teach every class?​​​​‌ ‍ ​‍​‍‌‍ ‌ ​‍‌‍‍‌‌‍‌ ‌‍‍‌‌‍ ‍​‍​‍​ ‍‍​‍​‍‌ ​ ‌‍​‌‌‍ ‍‌‍‍‌‌ ‌​‌ ‍‌​‍ ‍‌‍‍‌‌‍ ​‍​‍​‍ ​​‍​‍‌‍‍​‌ ​‍‌‍‌‌‌‍‌‍​‍​‍​ ‍‍​‍​‍‌‍‍​‌ ‌​‌ ‌​‌ ​​‌ ​ ​ ‍‍​‍ ​‍ ‌‍ ​​‍ ‌‌‍​‌‌‍ ‍‌‍‌​​‍ ‌‌ ​‍​‍ ‌‌‍‍​‌‍ ‌ ‌​‌‍‌‌‌‍ ​‌ ​ ​‍ ‌‌ ​ ‌ ‌​‌ ‌‌‌‍‌​‌‍‍‌‌‍ ​‍ ‍‌ ‌‍‌‍‌‌‌ ​‍‌‍​ ‌‍‌‌‌‍ ​​‍ ‍‌‍​‌‌ ​​‌ ​​​‍ ‌‍‍‌‌‍ ‍‌ ‌​‌‍‌‌‌‍ ‍‌ ‌​​‍ ‌‍‌‌‌‍‌​‌‍‍‌‌ ‌​​‍ ‌‍ ‌‌‍ ‌‍‌​‌‍‌‌​ ‌‌ ​​‌ ​‍‌‍‌‌‌ ​ ‌‍‌‌‌‍ ‍‌ ‌​‌‍​‌‌ ‌​‌‍‍‌‌‍ ‌‍ ‍​ ‍ ‌‍‍‌‌‍‌​​ ‌‌‍​‌​ ​‍​ ​‍​ ​‌​ ​​‌‍​ ‌‍‌‌‌‍‌​​‍ ‌​ ‌​​ ‍​‌‍‌‌​ ‌‍​‍ ‌​ ‌​​ ‍​​ ‌‌​ ​​​‍ ‌‌‍​‍​ ‍​​ ​​‌‍​‍​‍ ‌‌‍​‌‌‍​ ​ ‍​​ ​‌‌‍‌‌​ ‌​‌‍‌​​ ‍​​ ‌‌‌‍‌​‌‍‌‌​ ‍​​ ‍ ‌ ‌​‌ ‍‌‌ ​​‌‍‌‌​ ‌‌‍‍​‌‍ ‌ ‌​‌‍‌‌‌‍ ​‌​‌‍‌‍​‌‌ ​‌​ ‍ ‌ ​​‌‍​‌‌ ‌​‌‍‍​​ ‌‌ ​‌‌ ‌‌‌‍‌‌‌ ​ ‌ ‌​‌‍‍‌‌‍ ‌‍ ‍​ ‌‍​‍‌‍​‌‌ ​ ‌‍‌‌‌‌‌‌‌ ​‍‌‍ ​​ ‌‌‍‍​‌ ‌​‌ ‌​‌ ​​‌ ​ ​‍‌‌​ ​ ‌​​‌​‍‌‌​ ​‍‌​‌‍​‍‌‌​ ​‍‌​‌‍‌‍ ​​‍ ‌‌‍​‌‌‍ ‍‌‍‌​​‍ ‌‌ ​‍​‍ ‌‌‍‍​‌‍ ‌ ‌​‌‍‌‌‌‍ ​‌ ​ ​‍ ‌‌ ​ ‌ ‌​‌ ‌‌‌‍‌​‌‍‍‌‌‍ ​‍ ‍‌ ‌‍‌‍‌‌‌ ​‍‌‍​ ‌‍‌‌‌‍ ​​‍ ‍‌‍​‌‌ ​​‌ ​​​‍‌‍‌‍‍‌‌‍‌​​ ‌‌‍​‌​ ​‍​ ​‍​ ​‌​ ​​‌‍​ ‌‍‌‌‌‍‌​​‍ ‌​ ‌​​ ‍​‌‍‌‌​ ‌‍​‍ ‌​ ‌​​ ‍​​ ‌‌​ ​​​‍ ‌‌‍​‍​ ‍​​ ​​‌‍​‍​‍ ‌‌‍​‌‌‍​ ​ ‍​​ ​‌‌‍‌‌​ ‌​‌‍‌​​ ‍​​ ‌‌‌‍‌​‌‍‌‌​ ‍​​‍‌‍‌ ‌​‌ ‍‌‌ ​​‌‍‌‌​ ‌‌‍‍​‌‍ ‌ ‌​‌‍‌‌‌‍ ​‌​‌‍‌‍​‌‌ ​‌​‍‌‍‌ ​​‌‍​‌‌ ‌​‌‍‍​​ ‌‌ ​‌‌ ‌‌‌‍‌‌‌ ​ ‌ ‌​‌‍‍‌‌‍ ‌‍ ‍​‍‌‍‌ ​​‌‍‌‌‌ ​‍‌ ​ ‌ ​​‌‍‌‌‌‍​ ‌ ‌​‌‍‍‌‌ ‌‍‌‍‌‌​ ‌‌ ​​‌ ‌‌‌‍​‍‌‍ ​‌‍‍‌‌ ​ ‌‍‍​‌‍‌‌‌‍‌​​‍​‍‌ ‌
No. James Martin hosts selected exclusive classes when available.​​​​‌